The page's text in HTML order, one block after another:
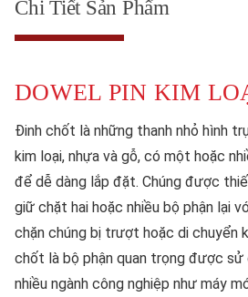
Chi Tiết Sản Phẩm
DOWEL PIN KIM
Đinh chốt là những thanh nhỏ hình
kim loại, nhựa và gỗ, có một hoặc
để dễ dàng lắp đặt. Chúng được
giữ chặt hai hoặc nhiều bộ phận lại
chặn chúng bị trượt hoặc di chuyển
chốt là bộ phận quan trọng được sử
nhiều ngành công nghiệp như máy